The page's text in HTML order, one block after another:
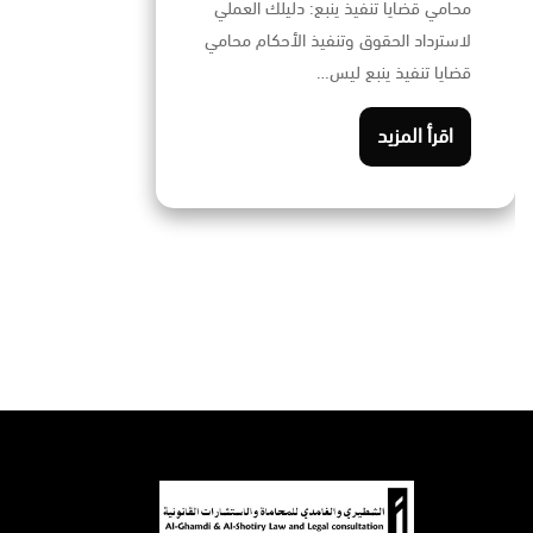
محامي قضايا تنفيذ ينبع: دليلك العملي
لاسترداد الحقوق وتنفيذ الأحكام محامي
قضايا تنفيذ ينبع ليس…
اقرأ المزيد